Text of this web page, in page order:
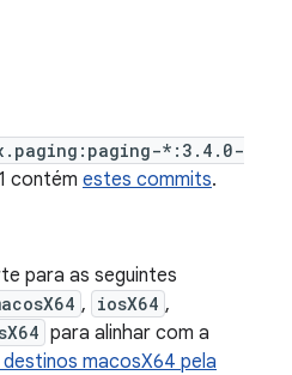
*:3.4.0-
contém estes commits.
para as seguintes
, iosX64 ,
para alinhar com a
macosX64 pela